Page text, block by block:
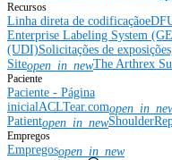
Recursos
Linha direta de codificação
Enterprise Labeling System
(UDI)Solicitações de
Siteopen_in_newThe Arthrex
Paciente
Paciente - Página
inicialACLTear.com
Patientopen_in_new
Empregos
Empregosopen_in_new